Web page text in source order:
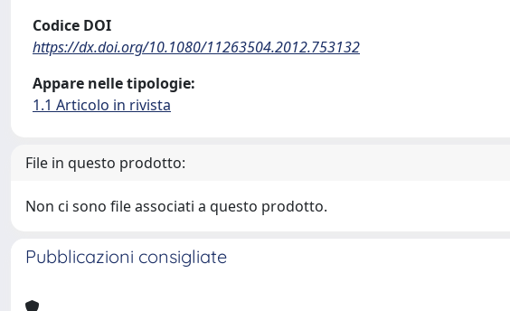
Codice DOI
https://dx.doi.org/10.1080/11263504.2012.753132
Appare nelle tipologie:
1.1 Articolo in rivista
File in questo prodotto:
Non ci sono file associati a questo prodotto.
Pubblicazioni consigliate